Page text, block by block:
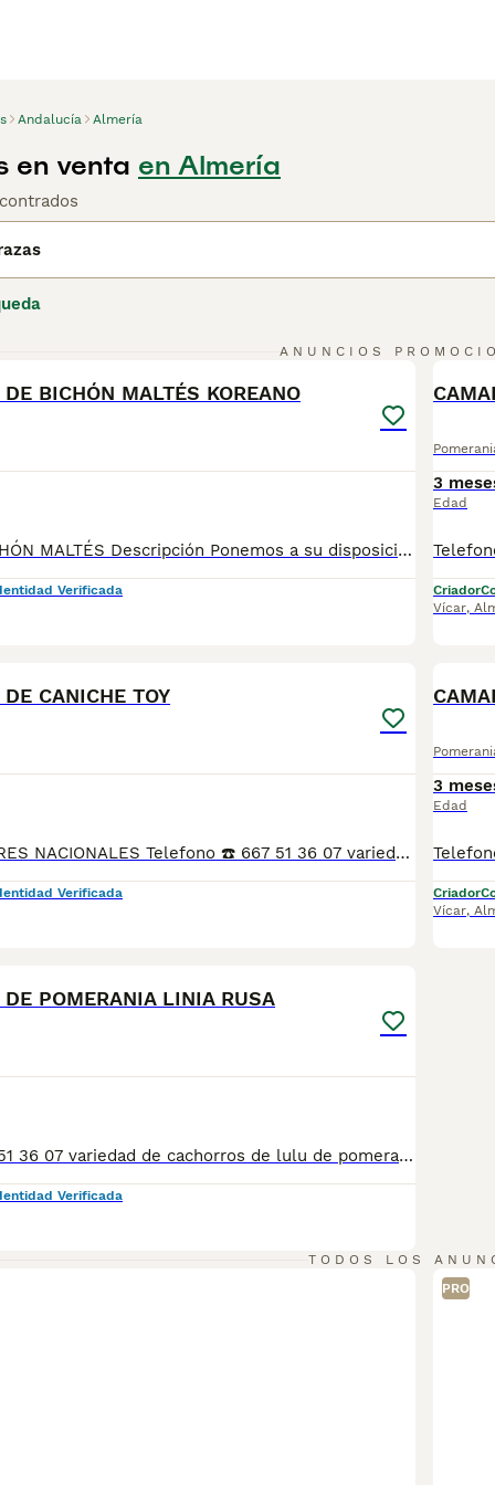
Andalucía Almería
en venta en Almería
ANUNCIOS
BICHÓN MALTÉS KOREANO
CAMADA DE BICHÓN MALTÉS Descripción Ponemos a su disposición últimos cachorros de bichón maltés linia koreana 100%100 , los cachorros sé entregan de forma inmediata o bajo reserva Todos nuestros cachorros se entregan con 3 vacunas y 3 desparasitaciones, también se entregan con garantía por escrito,contrato de compraventa y revisión del veterinario antes de salir Tenemos a su disposición nuestras instalaciones para poder ver a los cachorros y a sus papas correspondientes También se hacen entregas a domicilio en cualquier punto del pais Para cualquier consulta por teléfono o WhatsApp al 667513607
Verificada
3
Edad
Criador
Vícar,
CANICHE TOY
SOMOS CRIADORES NACIONALES Telefono ☎️ 667 51 36 07 variedad de cachorros de caniches toy de muy buena calidad, pequeños y con pelo de mucha calidad, PADRE CAMPEÓN DE ESPAÑA, COMUNIDAD VALENCIANA Y SEGUNDO EN CASTILLA LA MANCHA SE PUEDE DEMOSTRAR CON TÍTULOS, disponibles tanto hembras como machos. Criados en ambiente familiar,se entregan con 3 vacunas, 3 desparasitaciones, contrato de compraventa y contrato informativo, también garantía por escrito,se hacen entregas a domicilio también, o se puede recoger en el centro de cría,teléfono ,, SON TOYS,OPCIÓN DE PEDIGREE,se pueden venir a ver sin compromiso
Verificada
3
Edad
Criador
Vícar,
POMERANIA LINIA RUSA
Telefono ☎️ 667 51 36 07 variedad de cachorros de lulu de pomerania toy de muy buena calidad, pequeños y varíos colores, PADRE CAMPEÓN DE ESPAÑA, COMUNIDAD VALENCIANA Y SEGUNDO EN CASTILLA LA MANCHA SE PUEDE DEMOSTRAR CON TÍTULOS, merles disponibles tanto hembras como machos. Criados en ambiente familiar,se entregan con 3 vacunas, 3 desparasitaciones, contrato de compraventa y contrato informativo, también garantía por escrito,se hacen entregas a domicilio también, o se puede recoger en el centro de cría,teléfono 667 51 36 07,, SON TOYS MUY PEQUEÑO Precio 0 €
Verificada
TODOS LOS
PRO